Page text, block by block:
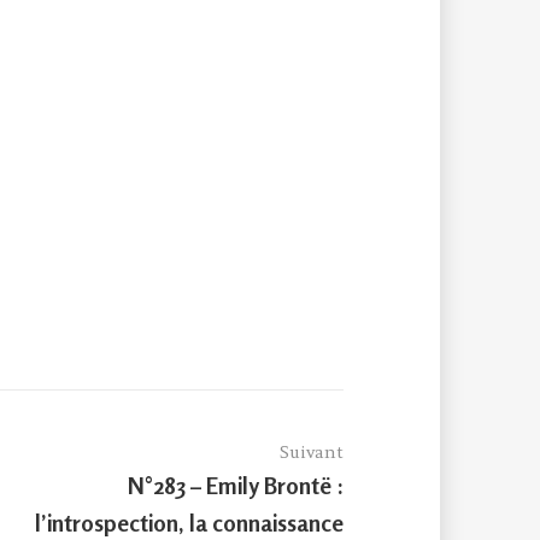
Suivant
suivant :
N°283 – Emily Brontë :
l’introspection, la connaissance